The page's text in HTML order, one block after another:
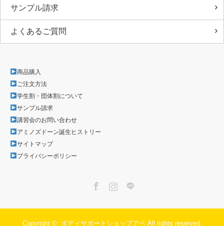
サンプル請求
よくあるご質問
商品購入
ご注文方法
学生割・団体割について
サンプル請求
講習会のお問い合わせ
アミノズドーン誕生ヒストリー
サイトマップ
プライバシーポリシー
Copyright © ボディサポートショップアベAll rights reserved.